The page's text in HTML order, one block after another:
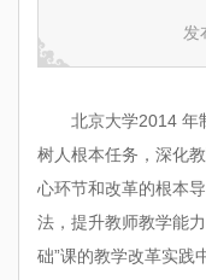
发
北京大学2014 年制
树人根本任务，深化
心环节和改革的根本
法，提升教师教学能
础”课的教学改革实践